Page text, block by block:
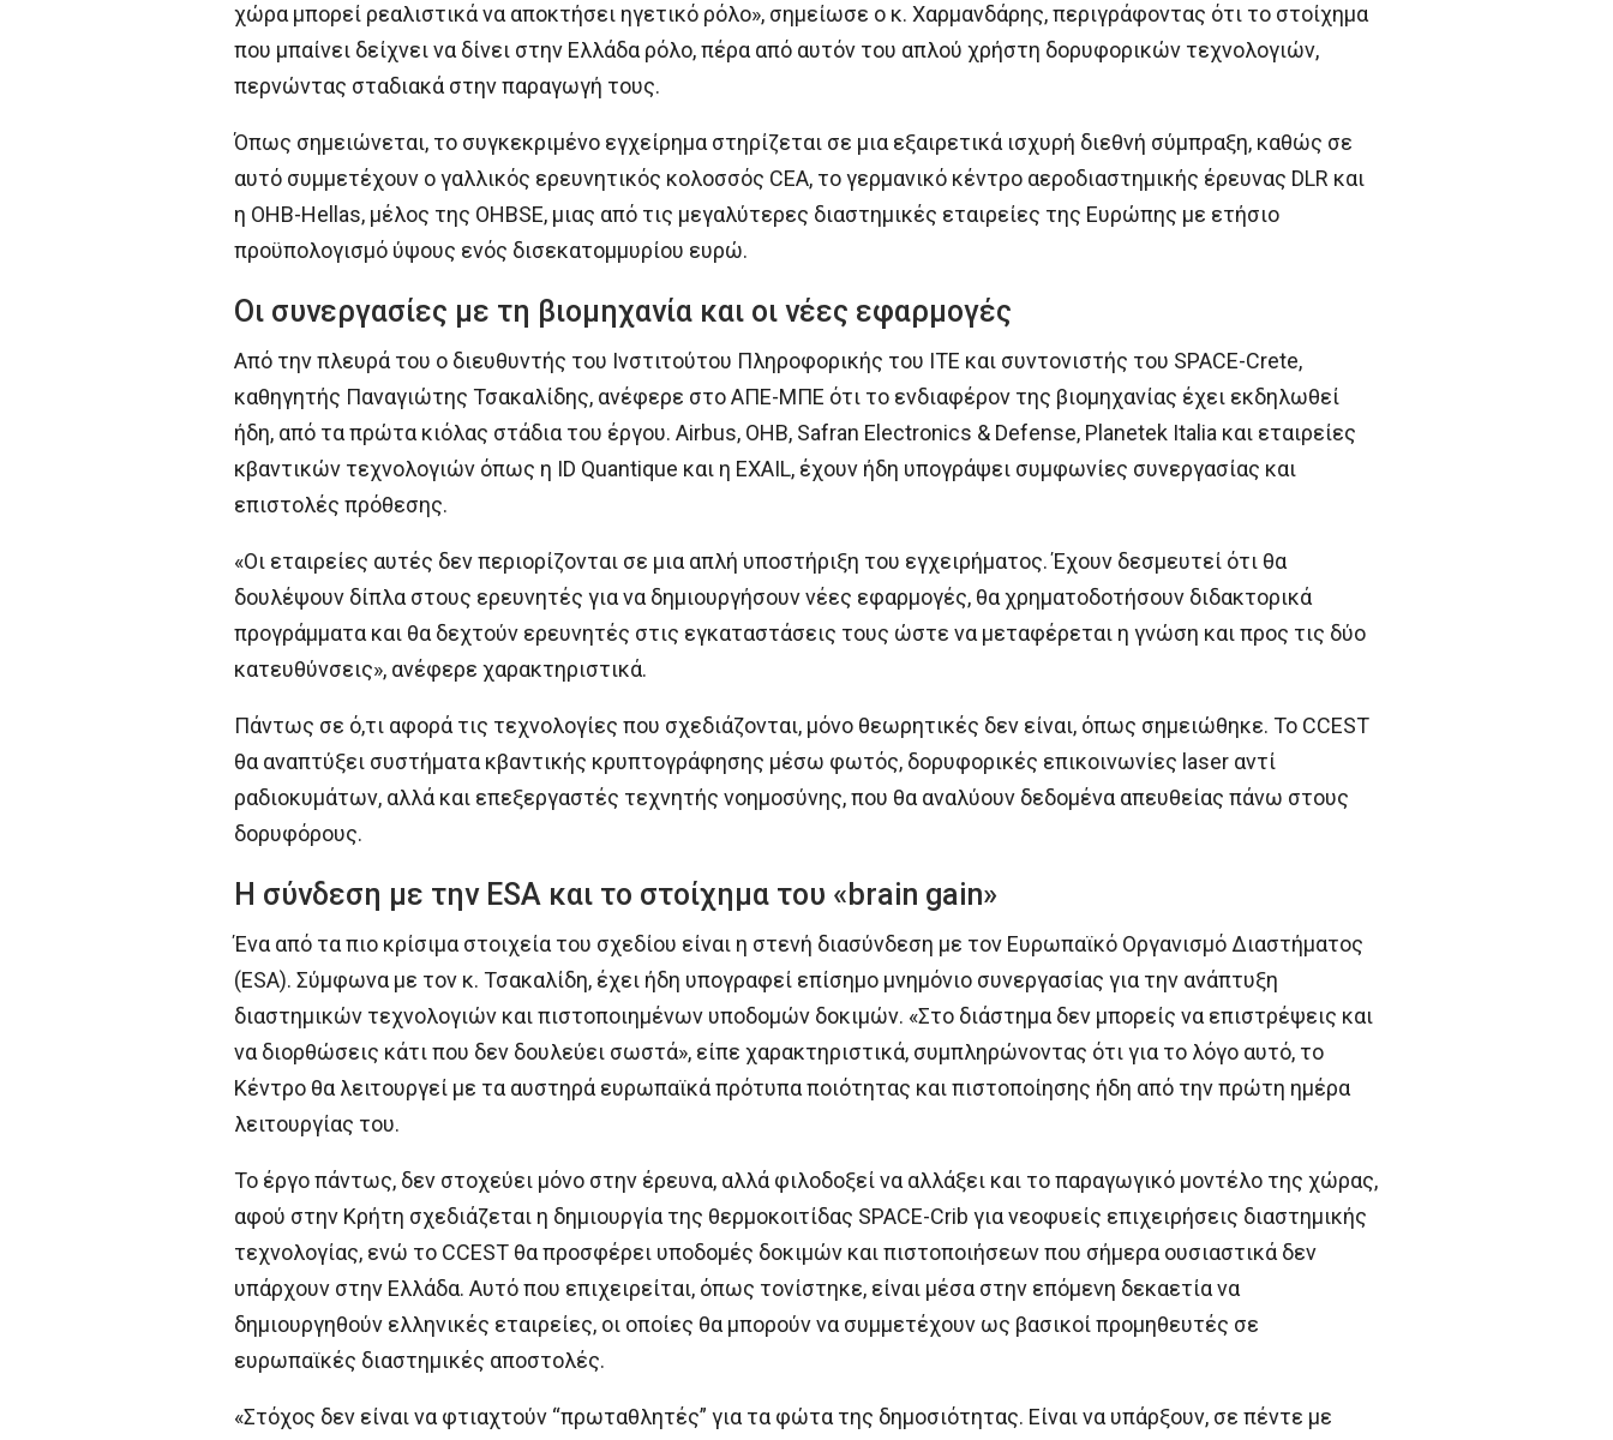
χώρα μπορεί ρεαλιστικά να αποκτήσει ηγετικό ρόλο», σημείωσε ο κ. Χαρμανδάρης, περιγράφοντας ότι το στοίχημα
που μπαίνει δείχνει να δίνει στην Ελλάδα ρόλο, πέρα από αυτόν του απλού χρήστη δορυφορικών τεχνολογιών,
περνώντας σταδιακά στην παραγωγή τους.
Όπως σημειώνεται, το συγκεκριμένο εγχείρημα στηρίζεται σε μια εξαιρετικά ισχυρή διεθνή σύμπραξη, καθώς σε
αυτό συμμετέχουν ο γαλλικός ερευνητικός κολοσσός CEA, το γερμανικό κέντρο αεροδιαστημικής έρευνας DLR και
η OHB-Hellas, μέλος της OHBSE, μιας από τις μεγαλύτερες διαστημικές εταιρείες της Ευρώπης με ετήσιο
προϋπολογισμό ύψους ενός δισεκατομμυρίου ευρώ.
Οι συνεργασίες με τη βιομηχανία και οι νέες εφαρμογές
Από την πλευρά του ο διευθυντής του Ινστιτούτου Πληροφορικής του ΙΤΕ και συντονιστής του SPACE-Crete,
καθηγητής Παναγιώτης Τσακαλίδης, ανέφερε στο ΑΠΕ-ΜΠΕ ότι το ενδιαφέρον της βιομηχανίας έχει εκδηλωθεί
ήδη, από τα πρώτα κιόλας στάδια του έργου. Airbus, OHB, Safran Electronics & Defense, Planetek Italia και εταιρείες
κβαντικών τεχνολογιών όπως η ID Quantique και η EXAIL, έχουν ήδη υπογράψει συμφωνίες συνεργασίας και
επιστολές πρόθεσης.
«Οι εταιρείες αυτές δεν περιορίζονται σε μια απλή υποστήριξη του εγχειρήματος. Έχουν δεσμευτεί ότι θα
δουλέψουν δίπλα στους ερευνητές για να δημιουργήσουν νέες εφαρμογές, θα χρηματοδοτήσουν διδακτορικά
προγράμματα και θα δεχτούν ερευνητές στις εγκαταστάσεις τους ώστε να μεταφέρεται η γνώση και προς τις δύο
κατευθύνσεις», ανέφερε χαρακτηριστικά.
Πάντως σε ό,τι αφορά τις τεχνολογίες που σχεδιάζονται, μόνο θεωρητικές δεν είναι, όπως σημειώθηκε. Το CCEST
θα αναπτύξει συστήματα κβαντικής κρυπτογράφησης μέσω φωτός, δορυφορικές επικοινωνίες laser αντί
ραδιοκυμάτων, αλλά και επεξεργαστές τεχνητής νοημοσύνης, που θα αναλύουν δεδομένα απευθείας πάνω στους
δορυφόρους.
Η σύνδεση με την ESA και το στοίχημα του «brain gain»
Ένα από τα πιο κρίσιμα στοιχεία του σχεδίου είναι η στενή διασύνδεση με τον Ευρωπαϊκό Οργανισμό Διαστήματος
(ESA). Σύμφωνα με τον κ. Τσακαλίδη, έχει ήδη υπογραφεί επίσημο μνημόνιο συνεργασίας για την ανάπτυξη
διαστημικών τεχνολογιών και πιστοποιημένων υποδομών δοκιμών. «Στο διάστημα δεν μπορείς να επιστρέψεις και
να διορθώσεις κάτι που δεν δουλεύει σωστά», είπε χαρακτηριστικά, συμπληρώνοντας ότι για το λόγο αυτό, το
Κέντρο θα λειτουργεί με τα αυστηρά ευρωπαϊκά πρότυπα ποιότητας και πιστοποίησης ήδη από την πρώτη ημέρα
λειτουργίας του.
Το έργο πάντως, δεν στοχεύει μόνο στην έρευνα, αλλά φιλοδοξεί να αλλάξει και το παραγωγικό μοντέλο της χώρας,
αφού στην Κρήτη σχεδιάζεται η δημιουργία της θερμοκοιτίδας SPACE-Crib για νεοφυείς επιχειρήσεις διαστημικής
τεχνολογίας, ενώ το CCEST θα προσφέρει υποδομές δοκιμών και πιστοποιήσεων που σήμερα ουσιαστικά δεν
υπάρχουν στην Ελλάδα. Αυτό που επιχειρείται, όπως τονίστηκε, είναι μέσα στην επόμενη δεκαετία να
δημιουργηθούν ελληνικές εταιρείες, οι οποίες θα μπορούν να συμμετέχουν ως βασικοί προμηθευτές σε
ευρωπαϊκές διαστημικές αποστολές.
«Στόχος δεν είναι να φτιαχτούν “πρωταθλητές” για τα φώτα της δημοσιότητας. Είναι να υπάρξουν, σε πέντε με